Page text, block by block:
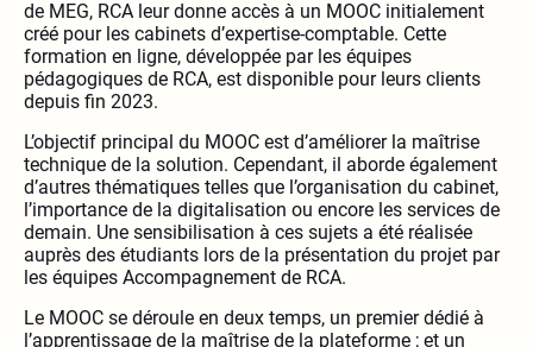
de MEG, RCA leur donne accès à un MOOC initialement
créé pour les cabinets d’expertise-comptable. Cette
formation en ligne, développée par les équipes
pédagogiques de RCA, est disponible pour leurs clients
depuis fin 2023.
L’objectif principal du MOOC est d’améliorer la maîtrise
technique de la solution. Cependant, il aborde également
d’autres thématiques telles que l’organisation du cabinet,
l’importance de la digitalisation ou encore les services de
demain. Une sensibilisation à ces sujets a été réalisée
auprès des étudiants lors de la présentation du projet par
les équipes Accompagnement de RCA.
Le MOOC se déroule en deux temps, un premier dédié à
l’apprentissage de la maîtrise de la plateforme ; et un